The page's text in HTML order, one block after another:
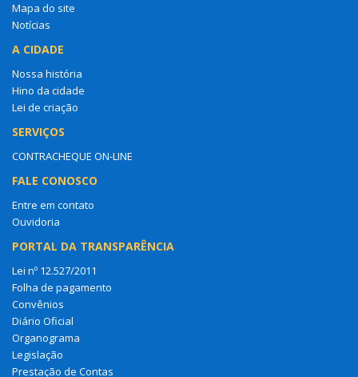
Mapa do site
Notícias
A CIDADE
Nossa história
Hino da cidade
Lei de criação
SERVIÇOS
CONTRACHEQUE ON-LINE
FALE CONOSCO
Entre em contato
Ouvidoria
PORTAL DA TRANSPARÊNCIA
Lei nº 12.527/2011
Folha de pagamento
Convênios
Diário Oficial
Organograma
Legislação
Prestação de Contas